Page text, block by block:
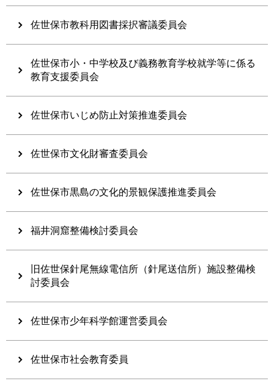
佐世保市教科用図書採択審議委員会
佐世保市小・中学校及び義務教育学校就学等に係る
教育支援委員会
佐世保市いじめ防止対策推進委員会
佐世保市文化財審査委員会
佐世保市黒島の文化的景観保護推進委員会
福井洞窟整備検討委員会
旧佐世保針尾無線電信所（針尾送信所）施設整備検
討委員会
佐世保市少年科学館運営委員会
佐世保市社会教育委員